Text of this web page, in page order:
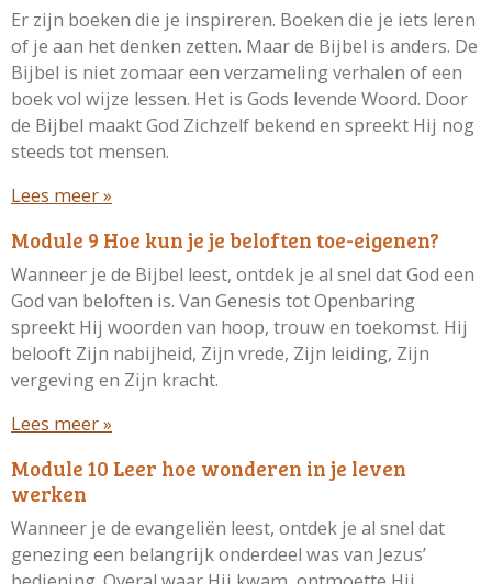
Er zijn boeken die je inspireren. Boeken die je iets leren
of je aan het denken zetten. Maar de Bijbel is anders. De
Bijbel is niet zomaar een verzameling verhalen of een
boek vol wijze lessen. Het is Gods levende Woord. Door
de Bijbel maakt God Zichzelf bekend en spreekt Hij nog
steeds tot mensen.
Lees meer »
Module 9 Hoe kun je je beloften toe-eigenen?
Wanneer je de Bijbel leest, ontdek je al snel dat God een
God van beloften is. Van Genesis tot Openbaring
spreekt Hij woorden van hoop, trouw en toekomst. Hij
belooft Zijn nabijheid, Zijn vrede, Zijn leiding, Zijn
vergeving en Zijn kracht.
Lees meer »
Module 10 Leer hoe wonderen in je leven
werken
Wanneer je de evangeliën leest, ontdek je al snel dat
genezing een belangrijk onderdeel was van Jezus’